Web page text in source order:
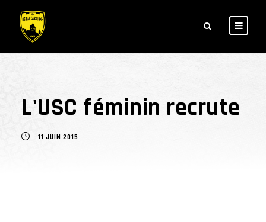
L'USC féminin recrute
11 JUIN 2015